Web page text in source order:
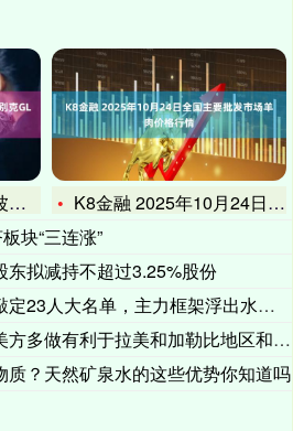
K8金融 2025年10月24日全国主要批发市场羊肉价格行情
块“三连涨”
东拟减持不超过3.25%股份
人大名单，主力框架浮出水面，两大
做有利于拉美和加勒比地区和平稳定发
质？天然矿泉水的这些优势你知道吗